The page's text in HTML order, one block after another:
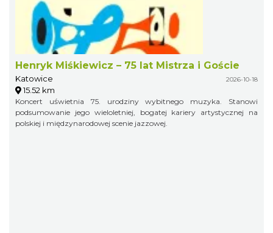
Henryk Miśkiewicz – 75 lat Mistrza i Goście
Katowice 2026-10-18
15.52 km
Koncert uświetnia 75. urodziny wybitnego muzyka. Stanowi
podsumowanie jego wieloletniej, bogatej kariery artystycznej na
polskiej i międzynarodowej scenie jazzowej.